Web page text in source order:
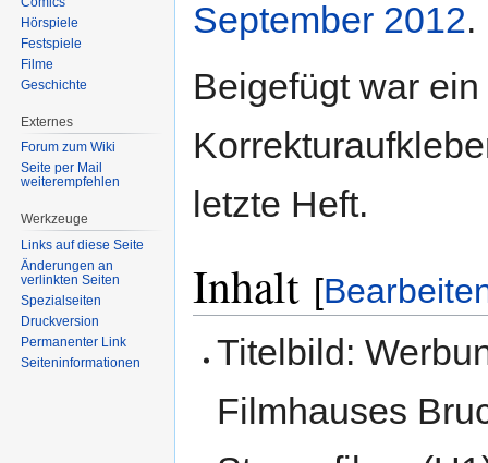
September 2012.
Beigefügt war ein
letzte Heft.
Inhalt [
Titelbild:
Filmhauses
Hörspiele
Festspiele
Filme
Geschichte
Externes
Forum zum Wiki
Seite per Mail
weiterempfehlen
Werkzeuge
Links auf diese Seite
Änderungen an
verlinkten Seiten
Spezialseiten
Druckversion
Permanenter Link
Seiten­informationen